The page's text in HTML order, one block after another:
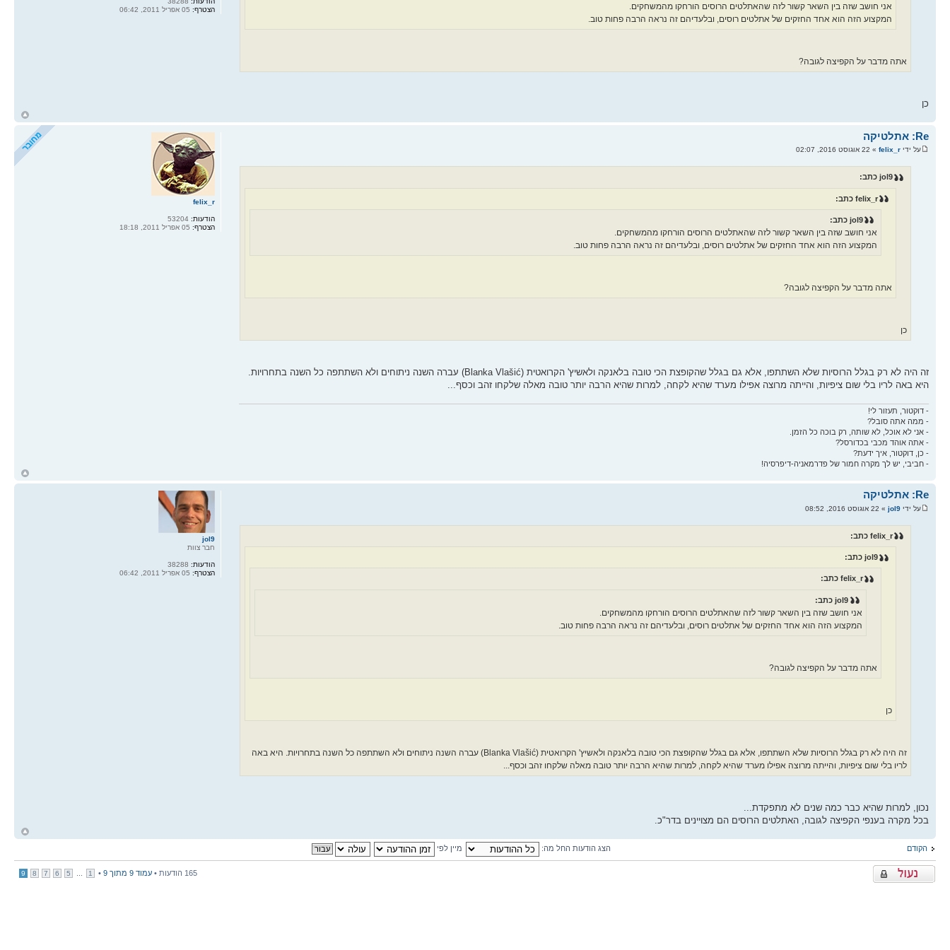
אני חושב שזה בין השאר קשור לזה שהאתלטים הרוסים הורחקו מהמשחקים.
המקצוע הזה הוא אחד החזקים של אתלטים רוסים, ובלעדיהם זה נראה הרבה פחות טוב.
אתה מדבר על הקפיצה לגובה?
כן
הצטרף:
Re: אתלטיקה
על ידי felix_r » 22 אוגוסט 2016, 02:07
jol9 כתב:
felix_r כתב:
jol9 כתב:
אני חושב שזה בין השאר קשור לזה שהאתלטים הרוסים הורחקו מהמשחקים.
המקצוע הזה הוא אחד החזקים של אתלטים רוסים, ובלעדיהם זה נראה הרבה פחות טוב.
אתה מדבר על הקפיצה לגובה?
כן
זה היה לא רק בגלל הרוסיות שלא השתתפו, אלא גם בגלל שהקופצת הכי טובה בלאנקה ולאשיץ' הקרואטית (Blanka Vlašić) עברה השנה ניתוחים ולא השתתפה כל השנה בתחרויות.
היא באה לריו בלי שום ציפיות, והייתה מרוצה אפילו מערד שהיא לקחה, למרות שהיא הרבה יותר טובה מאלה שלקחו זהב וכסף...
- דוקטור, תעזור לי!
- ממה אתה סובל?
- אני לא אוכל, לא שותה, רק בוכה כל הזמן.
- אתה אוהד מכבי בכדורסל?
- כן, דוקטור, איך ידעת?
- חביבי, יש לך מקרה חמור של פדרמאניה-דיפרסיה!
felix_r
הודעות:53204
הצטרף:05 אפריל 2011, 18:18
Re: אתלטיקה
על ידי jol9 » 22 אוגוסט 2016, 08:52
felix_r כתב:
jol9 כתב:
felix_r כתב:
jol9 כתב:
אני חושב שזה בין השאר קשור לזה שהאתלטים הרוסים הורחקו מהמשחקים.
המקצוע הזה הוא אחד החזקים של אתלטים רוסים, ובלעדיהם זה נראה הרבה פחות טוב.
אתה מדבר על הקפיצה לגובה?
כן
זה היה לא רק בגלל הרוסיות שלא השתתפו, אלא גם בגלל שהקופצת הכי טובה בלאנקה ולאשיץ' הקרואטית (Blanka Vlašić) עברה השנה ניתוחים ולא השתתפה כל השנה בתחרויות. היא באה
לריו בלי שום ציפיות, והייתה מרוצה אפילו מערד שהיא לקחה, למרות שהיא הרבה יותר טובה מאלה שלקחו זהב וכסף...
נכון, למרות שהיא כבר כמה שנים לא מתפקדת...
בכל מקרה בענפי הקפיצה לגובה, האתלטים הרוסים הם מצויינים בדר"כ.
jol9
חבר צוות
הודעות:
הצטרף:
הקודם הצג הודעות החל מה: מיין לפי
נושא נעול 165 הודעות • עמוד 9 מתוך 9
•
1
5
6
7
8
9